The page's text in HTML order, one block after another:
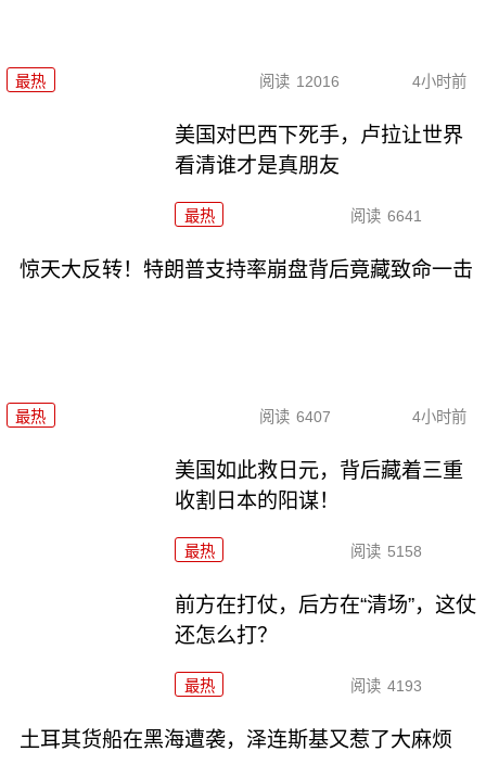
最热 阅读 12016 4小时前
美国对巴西下死手，卢拉让世界
看清谁才是真朋友
最热 阅读 6641
惊天大反转！特朗普支持率崩盘背后竟藏致命一击
最热 阅读 6407 4小时前
美国如此救日元，背后藏着三重
收割日本的阳谋！
最热 阅读 5158
前方在打仗，后方在“清场”，这仗
还怎么打？
最热 阅读 4193
土耳其货船在黑海遭袭，泽连斯基又惹了大麻烦